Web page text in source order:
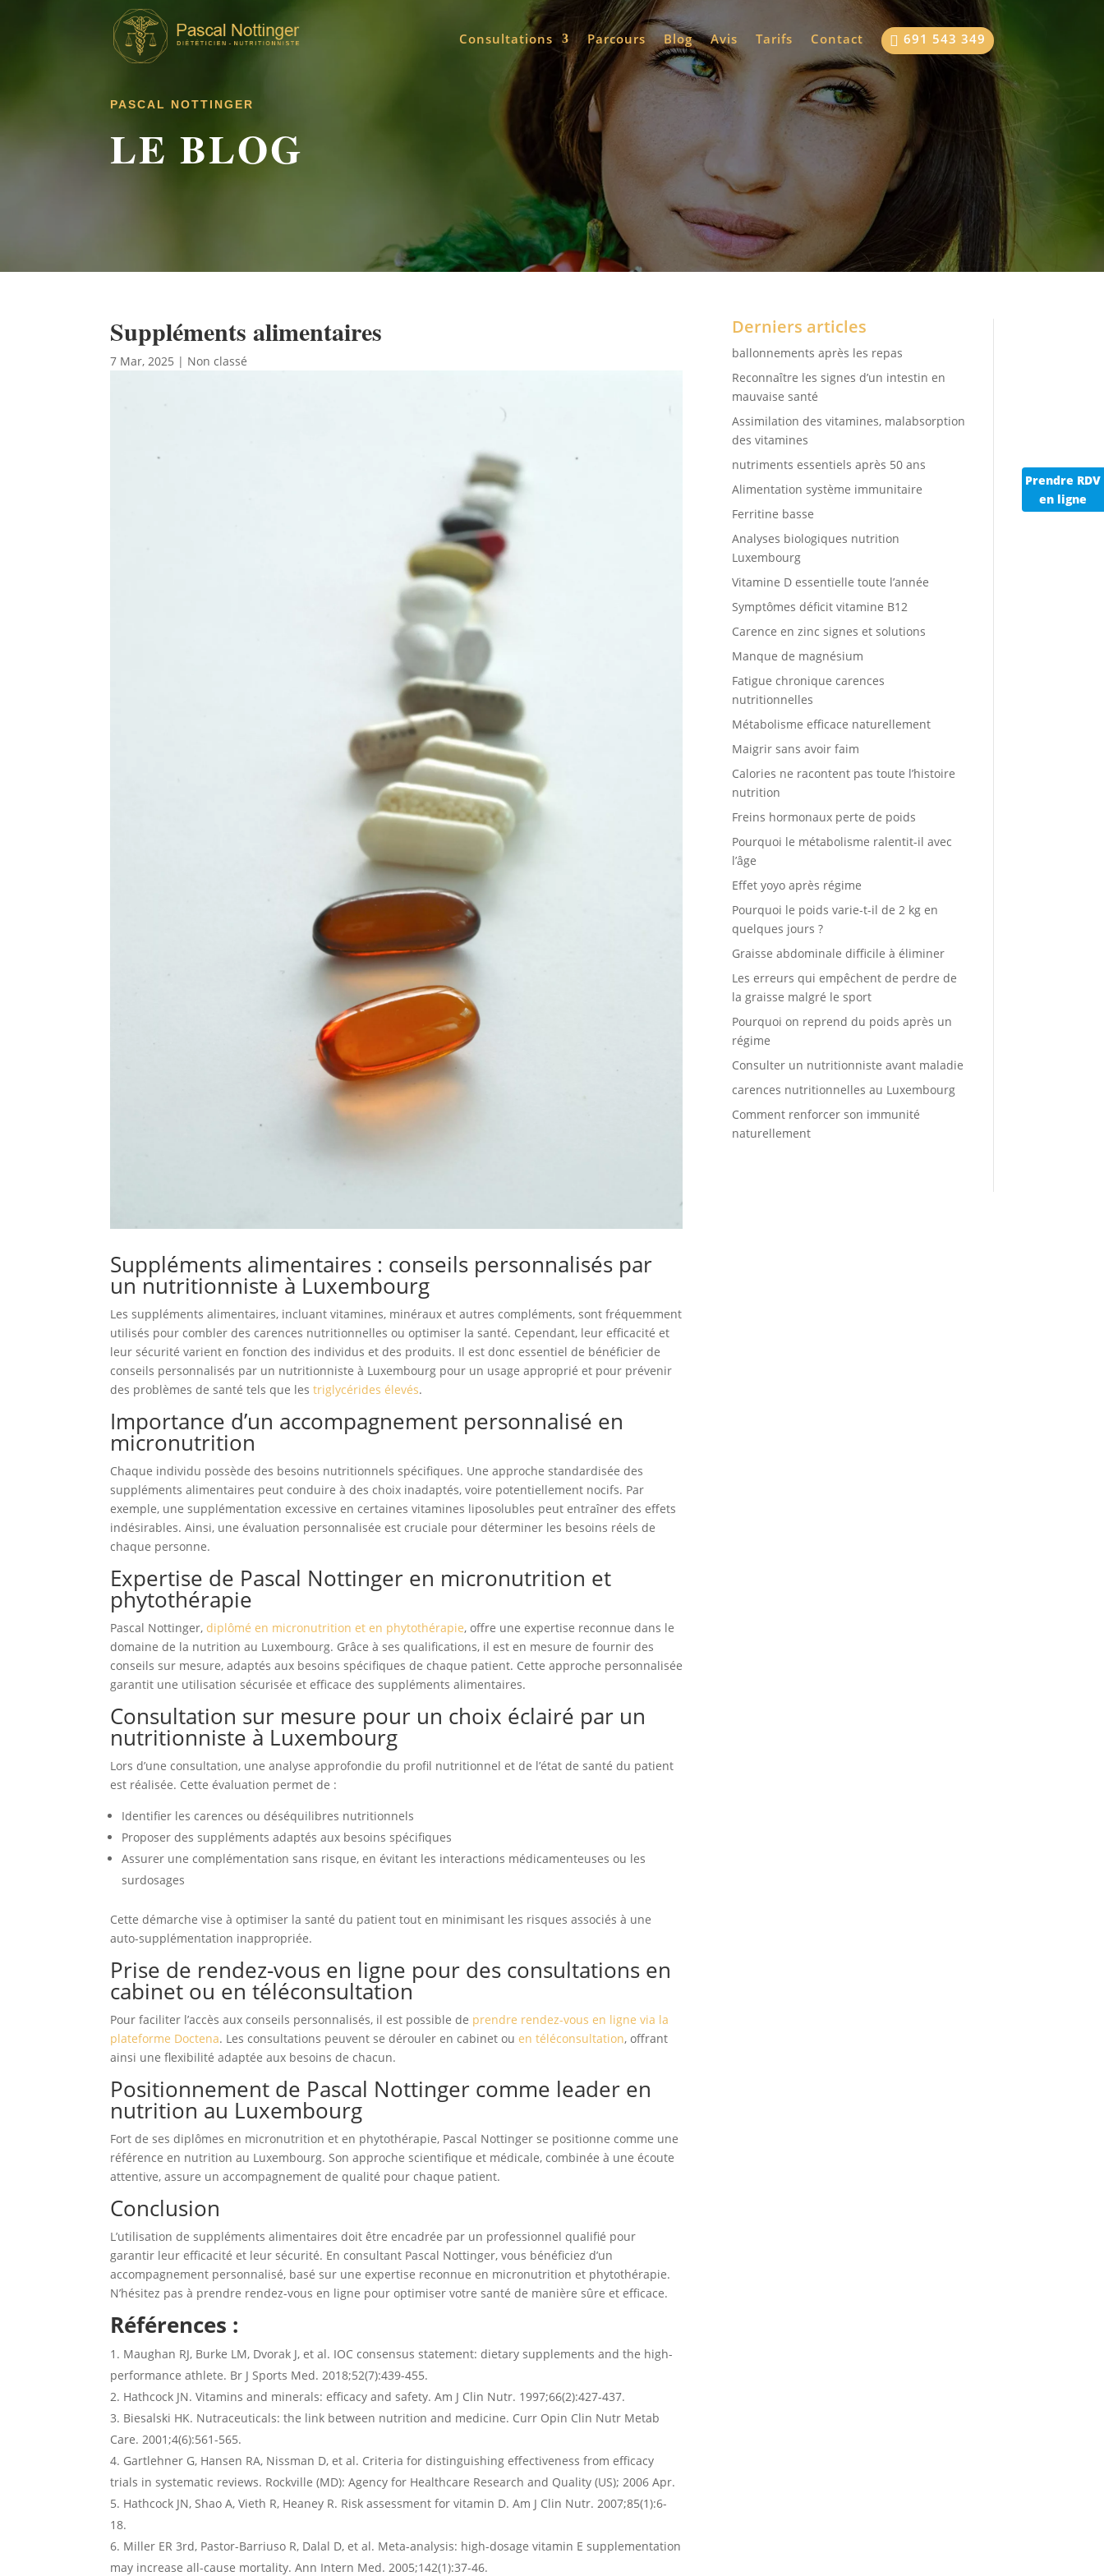
Prendre RDV
en ligne
Consultations Parcours Blog Avis Tarifs Contact  691 543 349
PASCAL NOTTINGER
LE BLOG
Suppléments alimentaires
7 Mar, 2025 | Non classé
Suppléments alimentaires : conseils personnalisés par
unnutritionniste à Luxembourg
Les suppléments alimentaires, incluant vitamines, minéraux et autres compléments, sont fréquemment
utilisés pour combler des carences nutritionnelles ou optimiser la santé. Cependant, leur efficacité et
leur sécurité varient en fonction des individus et des produits. Il est donc essentiel de bénéficier de
conseils personnalisés par un nutritionniste à Luxembourg pour un usage approprié et pour prévenir
des problèmes de santé tels que lestriglycérides élevés.
Importance d’un accompagnement personnalisé en
micronutrition
Chaque individu possède des besoins nutritionnels spécifiques. Une approche standardisée des
suppléments alimentaires peut conduire à des choix inadaptés, voire potentiellement nocifs. Par
exemple, une supplémentation excessive en certaines vitamines liposolubles peut entraîner des effets
indésirables. Ainsi, une évaluation personnalisée est cruciale pour déterminer les besoins réels de
chaque personne.
Expertise de Pascal Nottinger en micronutrition et
phytothérapie
Pascal Nottinger,diplômé en micronutrition et en phytothérapie, offre une expertise reconnue dans le
domaine de la nutrition au Luxembourg. Grâce à ses qualifications, il est en mesure de fournir des
conseils sur mesure, adaptés aux besoins spécifiques de chaque patient. Cette approche personnalisée
garantit une utilisation sécurisée et efficace des suppléments alimentaires.
Consultation sur mesure pour un choix éclairé par un
nutritionniste à Luxembourg
Lors d’une consultation, une analyse approfondie du profil nutritionnel et de l’état de santé du patient
est réalisée. Cette évaluation permet de :
Identifier les carences ou déséquilibres nutritionnels
Proposer des suppléments adaptés aux besoins spécifiques
Assurer une complémentation sans risque, en évitant les interactions médicamenteuses ou les
surdosages
Cette démarche vise à optimiser la santé du patient tout en minimisant les risques associés à une
auto-supplémentation inappropriée.
Prise de rendez-vous en ligne pour des consultations en
cabinet ou en téléconsultation
Pour faciliter l’accès aux conseils personnalisés, il est possible de prendre rendez-vous en ligne via la
plateforme Doctena. Les consultations peuvent se dérouler en cabinet ouen téléconsultation, offrant
ainsi une flexibilité adaptée aux besoins de chacun.
Positionnement de Pascal Nottinger comme leader en
nutrition au Luxembourg
Fort de ses diplômes en micronutrition et en phytothérapie, Pascal Nottinger se positionne comme une
référence en nutrition au Luxembourg. Son approche scientifique et médicale, combinée à une écoute
attentive, assure un accompagnement de qualité pour chaque patient.
Conclusion
L’utilisation de suppléments alimentaires doit être encadrée par un professionnel qualifié pour
garantir leur efficacité et leur sécurité. En consultant Pascal Nottinger, vous bénéficiez d’un
accompagnement personnalisé, basé sur une expertise reconnue en micronutrition et phytothérapie.
N’hésitez pas à prendre rendez-vous en ligne pour optimiser votre santé de manière sûre et efficace.
Références :
Maughan RJ, Burke LM, Dvorak J, et al. IOC consensus statement: dietary supplements and the high-
performance athlete. Br J Sports Med. 2018;52(7):439-455.
Hathcock JN. Vitamins and minerals: efficacy and safety. Am J Clin Nutr. 1997;66(2):427-437.
Biesalski HK. Nutraceuticals: the link between nutrition and medicine. Curr Opin Clin Nutr Metab
Care. 2001;4(6):561-565.
Gartlehner G, Hansen RA, Nissman D, et al. Criteria for distinguishing effectiveness from efficacy
trials in systematic reviews. Rockville (MD): Agency for Healthcare Research and Quality (US); 2006 Apr.
Hathcock JN, Shao A, Vieth R, Heaney R. Risk assessment for vitamin D. Am J Clin Nutr. 2007;85(1):6-
18.
Miller ER 3rd, Pastor-Barriuso R, Dalal D, et al. Meta-analysis: high-dosage vitamin E supplementation
may increase all-cause mortality. Ann Intern Med. 2005;142(1):37-46.
Derniers articles
ballonnements après les repas
Reconnaître les signes d’un intestin en
mauvaise santé
Assimilation des vitamines, malabsorption
des vitamines
nutriments essentiels après 50 ans
Alimentation système immunitaire
Ferritine basse
Analyses biologiques nutrition
Luxembourg
Vitamine D essentielle toute l’année
Symptômes déficit vitamine B12
Carence en zinc signes et solutions
Manque de magnésium
Fatigue chronique carences
nutritionnelles
Métabolisme efficace naturellement
Maigrir sans avoir faim
Calories ne racontent pas toute l’histoire
nutrition
Freins hormonaux perte de poids
Pourquoi le métabolisme ralentit-il avec
l’âge
Effet yoyo après régime
Pourquoi le poids varie-t-il de 2 kg en
quelques jours ?
Graisse abdominale difficile à éliminer
Les erreurs qui empêchent de perdre de
la graisse malgré le sport
Pourquoi on reprend du poids après un
régime
Consulter un nutritionniste avant maladie
carences nutritionnelles au Luxembourg
Comment renforcer son immunité
naturellement